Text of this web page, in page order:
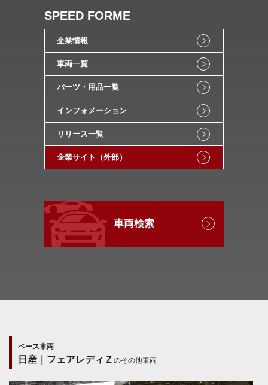
SPEED FORME
企業情報
車両一覧
パーツ・用品一覧
インフォメーション
リリース一覧
企業サイト（外部）
車両検索
ベース車両
日産｜フェアレディＺ のその他車両